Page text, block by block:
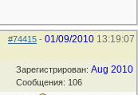
#74415 - 01/09/2010 13:19:07
Зарегистрирован: Aug 2010
Сообщения: 106